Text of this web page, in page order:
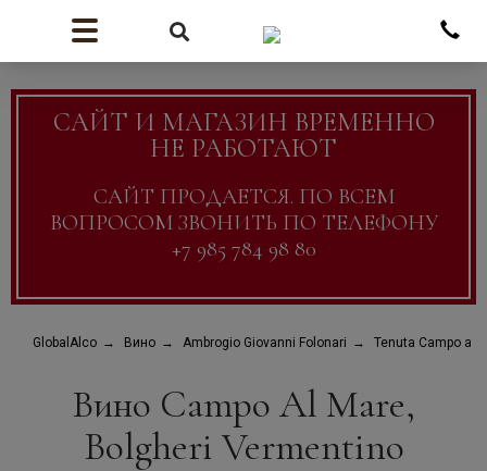
САЙТ И МАГАЗИН ВРЕМЕННО
НЕ РАБОТАЮТ
САЙТ ПРОДАЕТСЯ. ПО ВСЕМ
ВОПРОСОМ ЗВОНИТЬ ПО ТЕЛЕФОНУ
+7 985 784 98 80
GlobalAlco Вино Ambrogio Giovanni Folonari Tenuta Campo al
Вино Campo Al Mare,
Bolgheri Vermentino